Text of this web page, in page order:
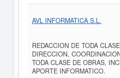
AVL INFORMATICA S.L.
REDACCION DE TODA
DIRECCION,
TODA CLASE DE OBRAS,
APORTE INFORMATICO.